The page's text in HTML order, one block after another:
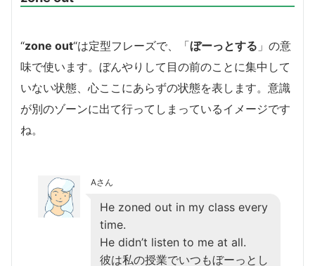
“zone out“は定型フレーズで、「ぼーっとする 」の意
味で使います。ぼんやりして目の前のことに集中して
いない状態、心ここにあらずの状態を表します。意識
が別のゾーンに出て行ってしまっているイメージです
ね。
Aさん
He zoned out in my class every
time.
He didn’t listen to me at all.
彼は私の授業でいつもぼーっとし